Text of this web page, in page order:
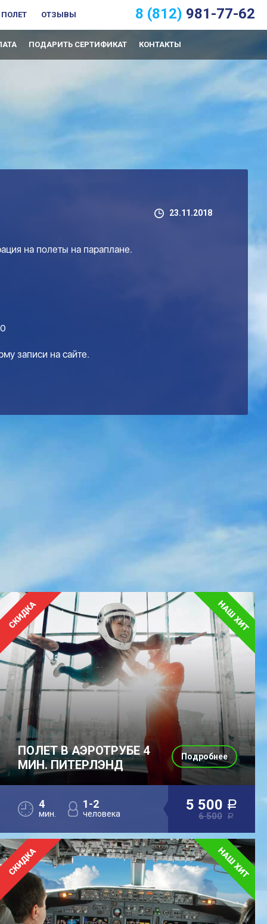
8 (812) 981-77-62
ОТЗЫВЫ
ПОДАРИТЬ СЕРТИФИКАТ КОНТАКТЫ
23.11.2018
на полеты на параплане.
записи на сайте.
ПОЛЕТ В АЭРОТРУБЕ 4
МИН. ПИТЕРЛЭНД
4
мин.
1-2
человека
5 500 a
6 500 a
Подробнее